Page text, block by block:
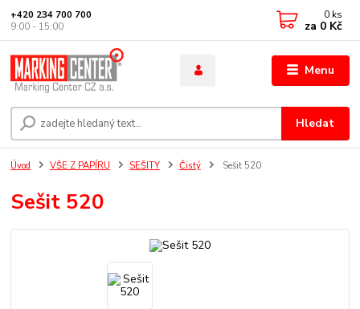
Menu
Hledat
+420 234 700 700
9:00 - 15:00
0 ks
za 0 Kč
Úvod VŠE Z PAPÍRU SEŠITY Čistý Sešit 520
Sešit 520